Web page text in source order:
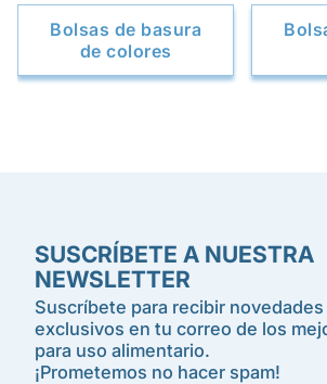
Bolsas de basura
de colores
SUSCRÍBETE A NUESTRA
NEWSLETTER
Suscríbete para recibir
exclusivos en tu correo de los
para uso alimentario.
¡Prometemos no hacer spam!